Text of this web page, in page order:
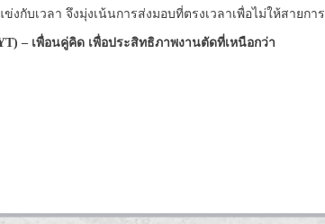
งกับเวลา จึงมุ่งเน้นการส่งมอบที่ตรงเวลาเพื่อไม่ให้สายก
– เพื่อนคู่คิด เพื่อประสิทธิภาพงานตัดที่เหนือกว่า